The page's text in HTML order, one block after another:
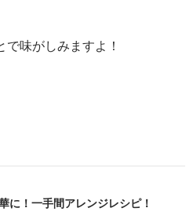
味がしみますよ！
に！一手間アレンジレシピ！